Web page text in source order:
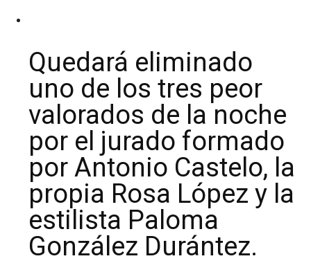
Quedará eliminado
uno de los tres peor
valorados de la noche
por el jurado formado
por Antonio Castelo, la
propia Rosa López y la
estilista Paloma
González Durántez.